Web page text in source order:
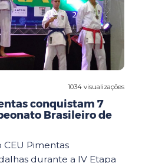
1034 visualizações
conquistam 7
Brasileiro de
Pimentas
durante a IV Etapa